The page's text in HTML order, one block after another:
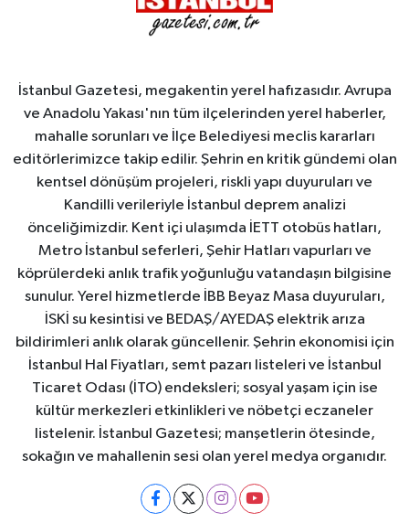
İstanbul Gazetesi, megakentin yerel hafızasıdır. Avrupa
ve Anadolu Yakası'nın tüm ilçelerinden yerel haberler,
mahalle sorunları ve İlçe Belediyesi meclis kararları
editörlerimizce takip edilir. Şehrin en kritik gündemi olan
kentsel dönüşüm projeleri, riskli yapı duyuruları ve
Kandilli verileriyle İstanbul deprem analizi
önceliğimizdir. Kent içi ulaşımda İETT otobüs hatları,
Metro İstanbul seferleri, Şehir Hatları vapurları ve
köprülerdeki anlık trafik yoğunluğu vatandaşın bilgisine
sunulur. Yerel hizmetlerde İBB Beyaz Masa duyuruları,
İSKİ su kesintisi ve BEDAŞ/AYEDAŞ elektrik arıza
bildirimleri anlık olarak güncellenir. Şehrin ekonomisi için
İstanbul Hal Fiyatları, semt pazarı listeleri ve İstanbul
Ticaret Odası (İTO) endeksleri; sosyal yaşam için ise
kültür merkezleri etkinlikleri ve nöbetçi eczaneler
listelenir. İstanbul Gazetesi; manşetlerin ötesinde,
sokağın ve mahallenin sesi olan yerel medya organıdır.